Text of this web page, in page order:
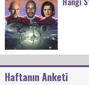
Haftanın Anketi